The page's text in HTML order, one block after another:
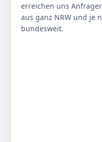
erreichen uns
aus ganz NRW und je
bundesweit.